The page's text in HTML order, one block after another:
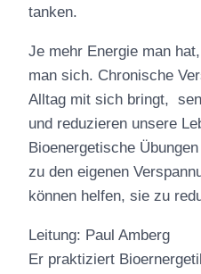
tanken.
Je mehr Energie man
man sich. Chronische
Alltag mit sich bringt,
und reduzieren unsere
Bioenergetische
zu den eigenen
können helfen, sie zu
Leitung: Paul Amberg
Er praktiziert